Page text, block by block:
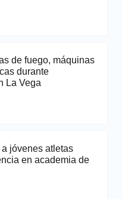
de fuego, máquinas
durante
La Vega
jóvenes atletas
en academia de